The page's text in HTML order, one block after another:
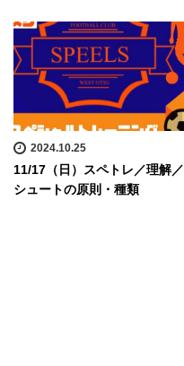
2024.10.25
11/17（日）スペトレ／理解／
シュートの原則・種類